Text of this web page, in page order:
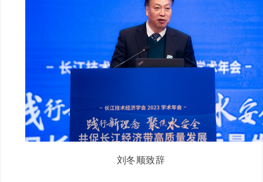
刘冬顺致辞